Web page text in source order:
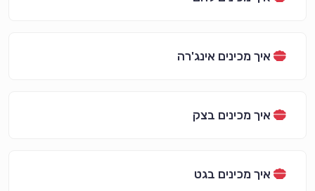
איך מכינים אינג'רה
איך מכינים בצק
איך מכינים בגט